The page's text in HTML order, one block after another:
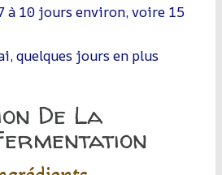
à 10 jours environ, voire 15
quelques jours en plus
De La